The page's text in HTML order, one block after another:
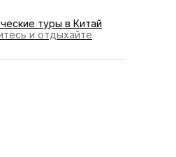
туры в Китай
и отдыхайте